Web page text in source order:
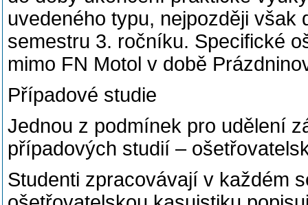
uvedeného typu, nejpozději
semestru 3. ročníku. Specifické
mimo FN Motol v době
Případové studie
Jednou z podmínek pro udělení
případových studií –
Studenti zpracovávají v každém